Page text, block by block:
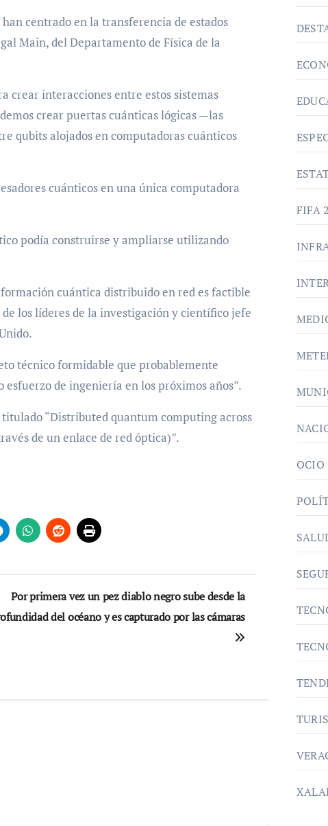
centrado en la transferencia de estados
Main, del Departamento de Física de la
crear interacciones entre estos sistemas
crear puertas cuánticas lógicas —las
qubits alojados en computadoras cuánticos
cuánticos en una única computadora
podía construirse y ampliarse utilizando
cuántica distribuido en red es factible
los líderes de la investigación y científico jefe
técnico formidable que probablemente
de ingeniería en los próximos años”.
“Distributed quantum computing across
de un enlace de red óptica)”.
Por primera vez un pez diablo negro sube desde la
del océano y es capturado por las cámaras
FIFA
OCIO